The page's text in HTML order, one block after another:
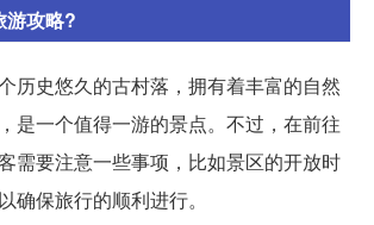
游攻略?
历史悠久的古村落，拥有着丰富的自然
是一个值得一游的景点。不过，在前往
需要注意一些事项，比如景区的开放时
确保旅行的顺利进行。